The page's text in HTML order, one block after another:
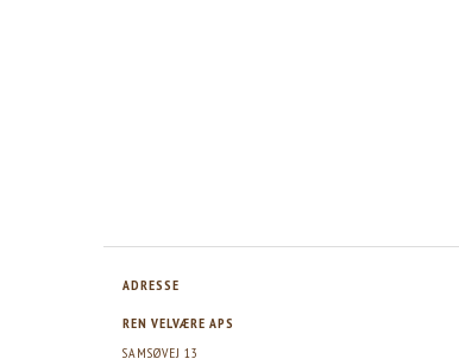
ADRESSE
REN VELVÆRE APS
SAMSØVEJ 13